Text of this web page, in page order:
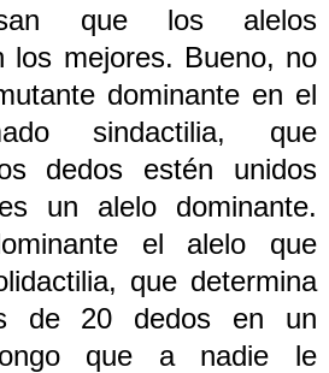
que los alelos
los mejores. Bueno, no
dominante en el
sindactilia, que
dedos estén unidos
un alelo dominante.
el alelo que
que determina
de 20 dedos en un
que a nadie le